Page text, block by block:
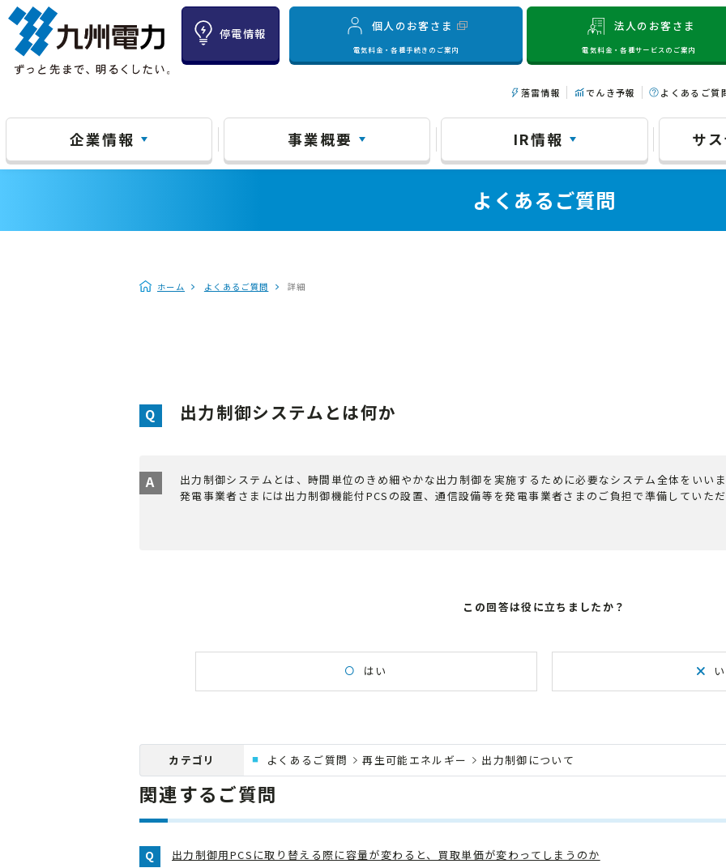
停電情報
個人のお客さま
電気料金・各種手続きのご案内
法人のお客さま
電気料金・各種サービスのご案内
落雷情報 でんき予報 よくあるご質
企業情報 事業概要 IR情報 サ
よくあるご質問
ホーム よくあるご質問 詳細
出力制御システムとは何か
出力制御システムとは、時間単位のきめ細やかな出力制御を実施するために必要なシステム全体をいい
発電事業者さまには出力制御機能付PCSの設置、通信設備等を発電事業者さまのご負担で準備していた
この回答は役に立ちましたか？
はい
カテゴリ よくあるご質問 再生可能エネルギー 出力制御について
関連するご質問
出力制御用PCSに取り替える際に容量が変わると、買取単価が変わってしまうのか